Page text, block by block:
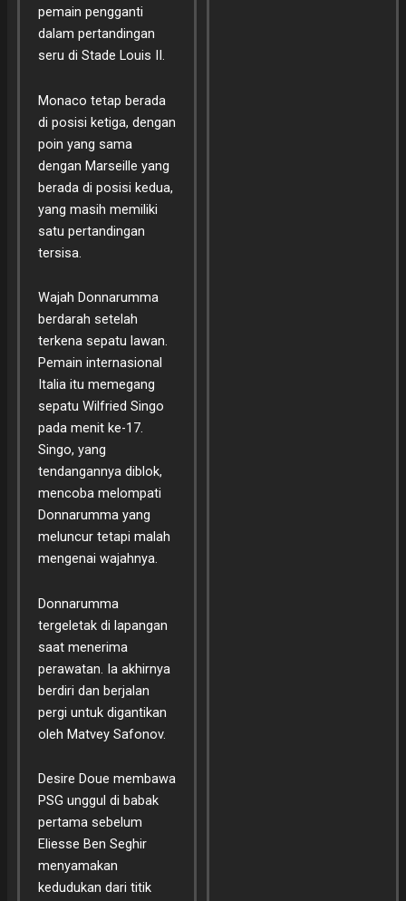
pemain pengganti
dalam pertandingan
seru di Stade Louis II.
Monaco tetap berada
di posisi ketiga, dengan
poin yang sama
dengan Marseille yang
berada di posisi kedua,
yang masih memiliki
satu pertandingan
tersisa.
Wajah Donnarumma
berdarah setelah
terkena sepatu lawan.
Pemain internasional
Italia itu memegang
sepatu Wilfried Singo
pada menit ke-17.
Singo, yang
tendangannya diblok,
mencoba melompati
Donnarumma yang
meluncur tetapi malah
mengenai wajahnya.
Donnarumma
tergeletak di lapangan
saat menerima
perawatan. Ia akhirnya
berdiri dan berjalan
pergi untuk digantikan
oleh Matvey Safonov.
Desire Doue membawa
PSG unggul di babak
pertama sebelum
Eliesse Ben Seghir
menyamakan
kedudukan dari titik